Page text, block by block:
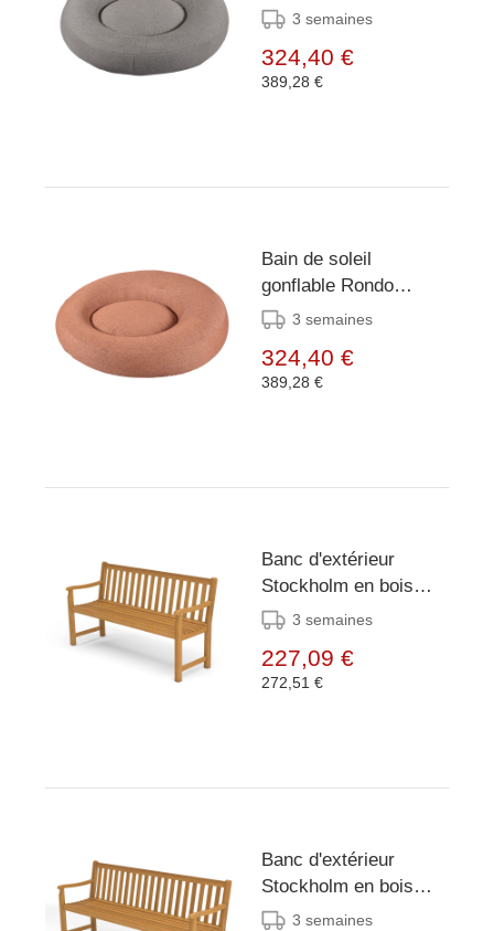
Anthracite
3 semaines
324,40 €
389,28 €
Bain de soleil
gonflable Rondo
Terracotta
3 semaines
324,40 €
389,28 €
Banc d'extérieur
Stockholm en bois
d'acacia 150 cm
3 semaines
227,09 €
272,51 €
Banc d'extérieur
Stockholm en bois
d'acacia 180 cm
3 semaines